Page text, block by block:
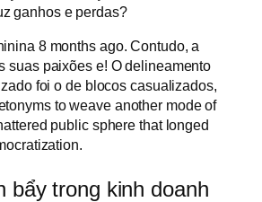
ganhos e perdas?
8 months ago. Contudo, a
suas paixões e! O delineamento
foi o de blocos casualizados,
to weave another mode of
public sphere that longed
bẩy trong kinh doanh